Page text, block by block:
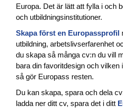
Europa. Det är lätt att fylla i och
och utbildningsinstitutioner.
Skapa först en Europassprofil
utbildning, arbetslivserfarenhet
du skapa så många cv:n du vill
bara din favoritdesign och vilken
så gör Europass resten.
Du kan skapa, spara och dela
ladda ner ditt cv, spara det i ditt